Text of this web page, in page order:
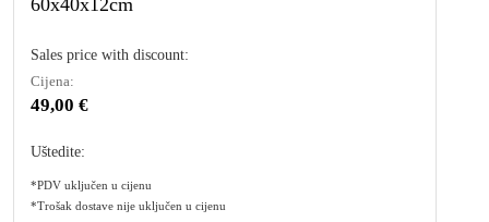
60x40x12cm
Sales price with discount:
Cijena:
49,00 €
Uštedite:
*PDV uključen u cijenu
*Trošak dostave nije uključen u cijenu